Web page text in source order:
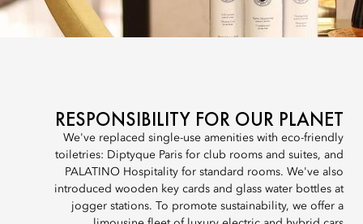
RESPONSIBILITY FOR OUR PLANET
We've replaced single-use amenities with eco-friendly
toiletries: Diptyque Paris for club rooms and suites, and
PALATINO Hospitality for standard rooms. We've also
introduced wooden key cards and glass water bottles at
jogger stations. To promote sustainability, we offer a